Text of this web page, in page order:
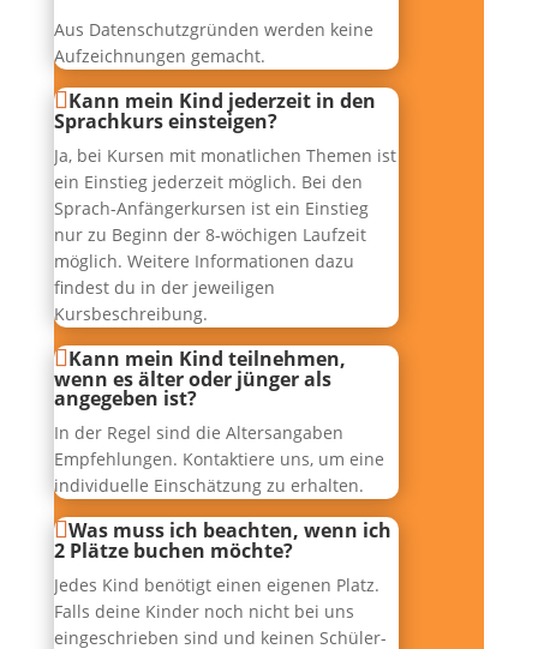
Aus Datenschutzgründen werden keine
Aufzeichnungen gemacht.
Kann mein Kind jederzeit in den
Sprachkurs einsteigen?
Ja, bei Kursen mit monatlichen Themen ist
ein Einstieg jederzeit möglich. Bei den
Sprach-Anfängerkursen ist ein Einstieg
nur zu Beginn der 8-wöchigen Laufzeit
möglich. Weitere Informationen dazu
findest du in der jeweiligen
Kursbeschreibung.
Kann mein Kind teilnehmen,
wenn es älter oder jünger als
angegeben ist?
In der Regel sind die Altersangaben
Empfehlungen. Kontaktiere uns, um eine
individuelle Einschätzung zu erhalten.
Was muss ich beachten, wenn ich
2 Plätze buchen möchte?
Jedes Kind benötigt einen eigenen Platz.
Falls deine Kinder noch nicht bei uns
eingeschrieben sind und keinen Schüler-